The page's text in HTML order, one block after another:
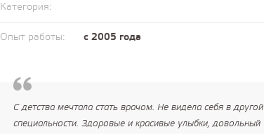
Категория:
Опыт работы: с 2005 года
С детства мечтала стать врачом. Не видела себя в другой
специальности. Здоровые и красивые улыбки, довольный